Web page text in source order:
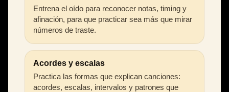
Entrena el oído para reconocer notas, timing y
afinación, para que practicar sea más que mirar
números de traste.
Acordes y escalas
Practica las formas que explican canciones:
acordes, escalas, intervalos y patrones que